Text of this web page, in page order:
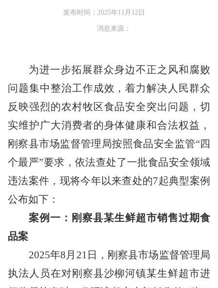
发布时间：2025年11月12日
消息来源：
为进一步拓展群众身边不正之风和腐败
问题集中整治工作成效，着力解决人民群众
反映强烈的农村牧区食品安全突出问题，切
实维护广大消费者的身体健康和合法权益，
刚察县市场监督管理局按照食品安全监管“四
个最严”要求，依法查处了一批食品安全领域
违法案件，现将今年以来查处的7起典型案例
公布如下：
案例一：刚察县某生鲜超市销售过期食
品案
2025年8月21日，刚察县市场监督管理局
执法人员在对刚察县沙柳河镇某生鲜超市进